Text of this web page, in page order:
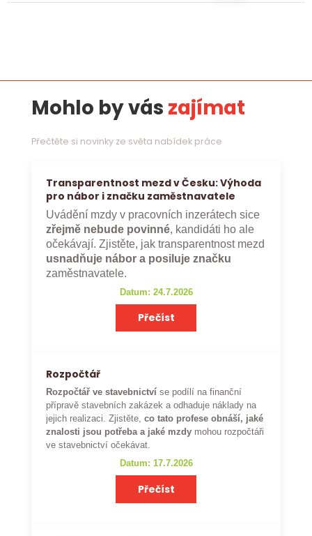
Mohlo by vás zajímat
Přečtěte si novinky ze světa nabídek práce
Transparentnost mezd v Česku: Výhoda
pro nábor i značku zaměstnavatele
Uvádění mzdy v pracovních inzerátech sice
zřejmě nebude povinné, kandidáti ho ale
očekávají. Zjistěte, jak transparentnost mezd
usnadňuje nábor a posiluje značku
zaměstnavatele.
Datum: 24.7.2026
Přečíst
Rozpočtář
Rozpočtář ve stavebnictví se podílí na finanční
přípravě stavebních zakázek a odhaduje náklady na
jejich realizaci. Zjistěte,co tato profese obnáší, jaké
znalosti jsou potřeba a jaké mzdy mohou rozpočtáři
ve stavebnictví očekávat.
Datum: 17.7.2026
Přečíst